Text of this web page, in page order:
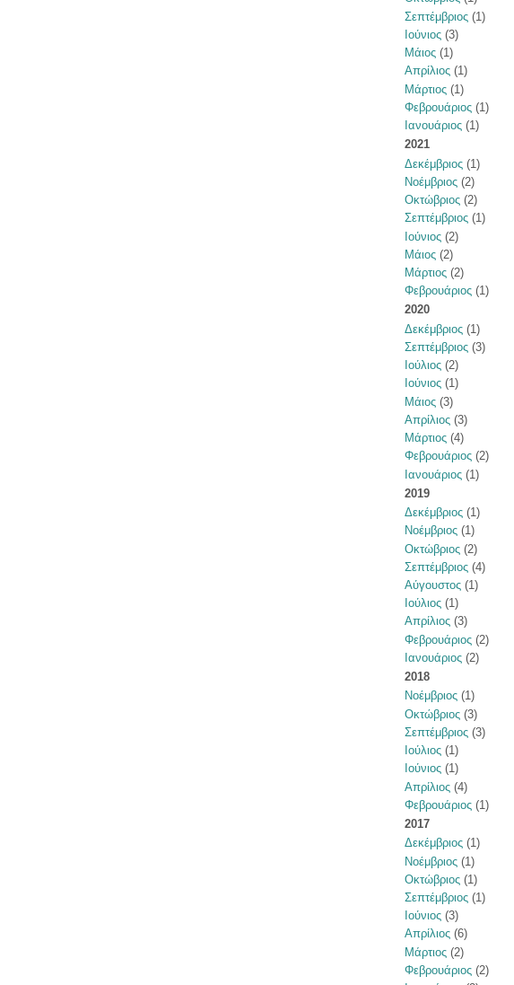
Σεπτέμβριος(1)
Ιούνιος(3)
Μάιος(1)
Απρίλιος(1)
Μάρτιος(1)
Φεβρουάριος(1)
Ιανουάριος(1)
2021
Δεκέμβριος(1)
Νοέμβριος(2)
Οκτώβριος(2)
Σεπτέμβριος(1)
Ιούνιος(2)
Μάιος(2)
Μάρτιος(2)
Φεβρουάριος(1)
2020
Δεκέμβριος(1)
Σεπτέμβριος(3)
Ιούλιος(2)
Ιούνιος(1)
Μάιος(3)
Απρίλιος(3)
Μάρτιος(4)
Φεβρουάριος(2)
Ιανουάριος(1)
2019
Δεκέμβριος(1)
Νοέμβριος(1)
Οκτώβριος(2)
Σεπτέμβριος(4)
Αύγουστος(1)
Ιούλιος(1)
Απρίλιος(3)
Φεβρουάριος(2)
Ιανουάριος(2)
2018
Νοέμβριος(1)
Οκτώβριος(3)
Σεπτέμβριος(3)
Ιούλιος(1)
Ιούνιος(1)
Απρίλιος(4)
Φεβρουάριος(1)
2017
Δεκέμβριος(1)
Νοέμβριος(1)
Οκτώβριος(1)
Σεπτέμβριος(1)
Ιούνιος(3)
Απρίλιος(6)
Μάρτιος(2)
Φεβρουάριος(2)